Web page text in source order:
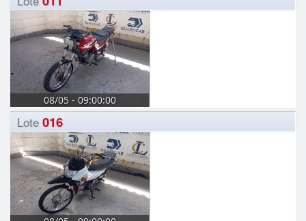
08/05 - 09:00:00
Lote 016